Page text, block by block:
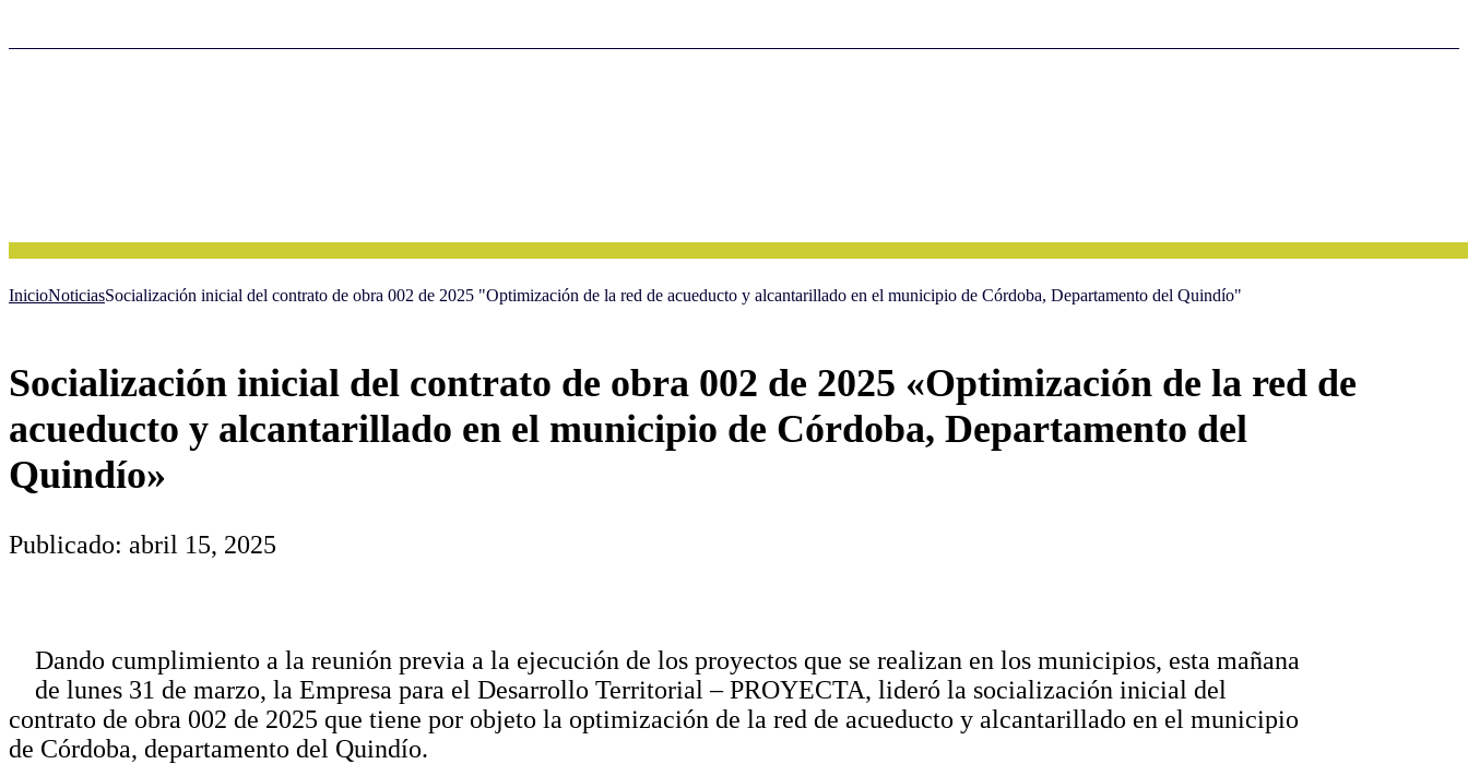
InicioNoticiasSocialización inicial del contrato de obra 002 de 2025 "Optimización de la red de acueducto y alcantarillado en el municipio de Córdoba, Departamento del Quindío"
Socialización inicial del contrato de obra 002 de 2025 «Optimización de la red de
acueducto y alcantarillado en el municipio de Córdoba, Departamento del
Quindío»
Publicado: abril 15, 2025
Dando cumplimiento a la reunión previa a la ejecución de los proyectos que se realizan en los municipios, esta mañana
de lunes 31 de marzo, la Empresa para el Desarrollo Territorial – PROYECTA, lideró la socialización inicial del
contrato de obra 002 de 2025 que tiene por objeto la optimización de la red de acueducto y alcantarillado en el municipio
de Córdoba, departamento del Quindío.